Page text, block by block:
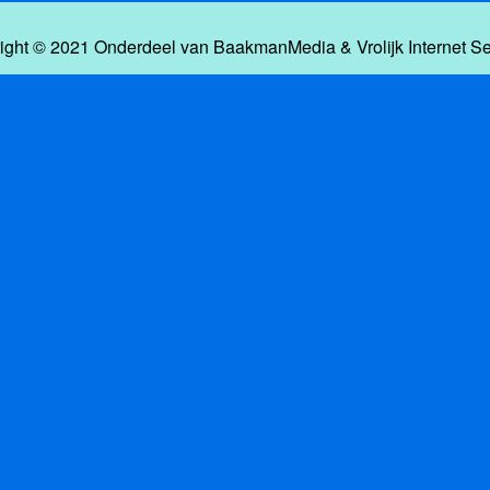
© 2021 Onderdeel van BaakmanMedia& Vrolijk Internet